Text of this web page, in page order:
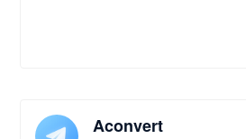
Aconvert